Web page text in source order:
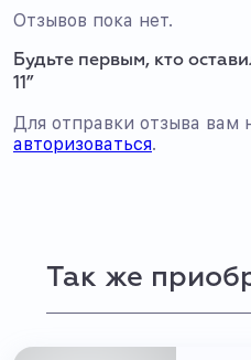
Отзывов пока нет.
Будьте первым, кто
11”
Для отправки отзыва вам
авторизоваться.
Так же